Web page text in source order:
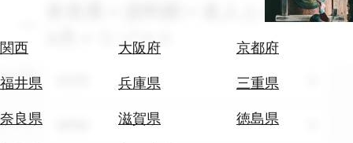
関西 大阪府
京都府
福井県
兵庫県
三重県
奈良県
滋賀県
徳島県
券
テ
奈良県 × 資料館 × 友人との旅 ×
4月 × リゾート
エリア
テーマ